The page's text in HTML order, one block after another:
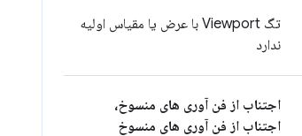
تگ Viewport با عرض یا مقیاس اولیه
ندارد
اجتناب از فن آوری های منسوخ،
اجتناب از فن آوری های منسوخ